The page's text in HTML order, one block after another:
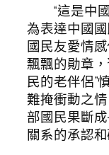
“這是中
為表達中國
國民友愛情
飄飄的勛章
民的老伴侶”
難掩衝動之
部國民果斷
關系的承認